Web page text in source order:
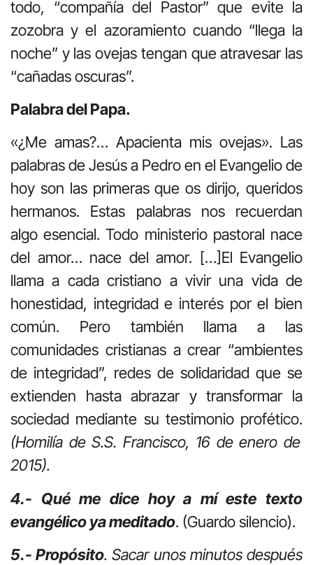
todo, “compañía del Pastor” que evite la
zozobra y el azoramiento cuando “llega la
noche” y las ovejas tengan que atravesar las
“cañadas oscuras”.
Palabra del Papa.
«¿Me amas?… Apacienta mis ovejas». Las
palabras de Jesús a Pedro en el Evangelio de
hoy son las primeras que os dirijo, queridos
hermanos. Estas palabras nos recuerdan
algo esencial. Todo ministerio pastoral nace
del amor… nace del amor. […]El Evangelio
llama a cada cristiano a vivir una vida de
honestidad, integridad e interés por el bien
común. Pero también llama a las
comunidades cristianas a crear “ambientes
de integridad”, redes de solidaridad que se
extienden hasta abrazar y transformar la
sociedad mediante su testimonio profético.
(Homilía de S.S. Francisco, 16 de enero de
2015).
4.- Qué me dice hoy a mí este texto
evangélico ya meditado. (Guardo silencio).
5.- Propósito. Sacar unos minutos después